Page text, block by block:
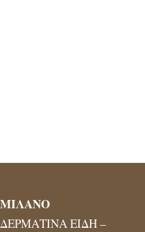
ΜΙΛΑΝΟ
ΔΕΡΜΑΤΙΝΑ ΕΙΔΗ –